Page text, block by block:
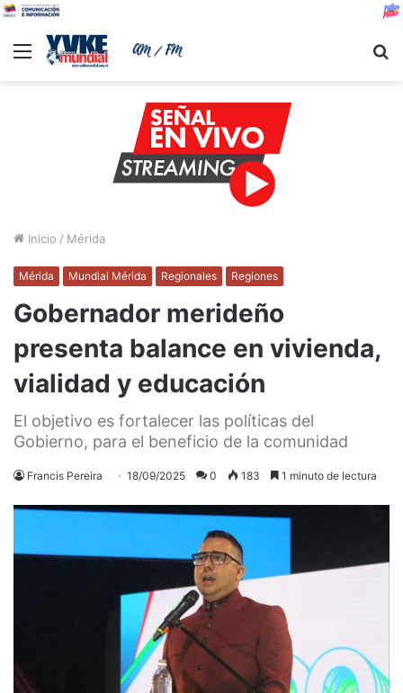
Menu
Inicio / Mérida
Mérida Mundial Mérida Regionales Regiones
Gobernador merideño
presenta balance en vivienda,
vialidad y educación
El objetivo es fortalecer las políticas del
Gobierno, para el beneficio de la comunidad
Francis Pereira 18/09/2025 0 183 1 minuto de lectura